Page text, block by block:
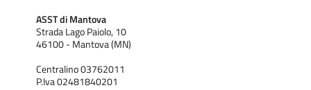
ASST di Mantova
Strada Lago Paiolo, 10
46100 - Mantova (MN)
Centralino 03762011
P.Iva 02481840201